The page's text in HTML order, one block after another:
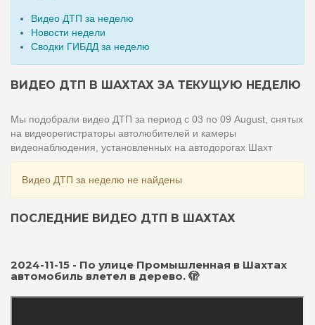
Видео ДТП за неделю
Новости недели
Сводки ГИБДД за неделю
ВИДЕО ДТП В ШАХТАХ ЗА ТЕКУЩУЮ НЕДЕЛЮ
Мы подобрали видео ДТП за период с 03 по 09 August, снятых
на видеорегистраторы автолюбителей и камеры
видеонаблюдения, установленных на автодорогах Шахт
Видео ДТП за неделю не найдены
ПОСЛЕДНИЕ ВИДЕО ДТП В ШАХТАХ
2024-11-15 - По улице Промышленная в Шахтах
автомобиль влетел в дерево. 🫣